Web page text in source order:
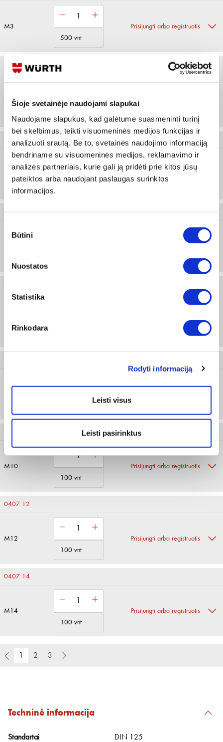
Šioje svetainėje naudojami slapukai
Naudojame slapukus, kad galėtume suasmeninti turinį
bei skelbimus, teikti visuomeninės medijos funkcijas ir
analizuoti srautą. Be to, svetainės naudojimo informaciją
bendriname su visuomeninės medijos, reklamavimo ir
analizės partneriais, kurie gali ją pridėti prie kitos jūsų
pateiktos arba naudojant paslaugas surinktos
informacijos.
pasirinkimas
Būtini
Nuostatos
Statistika
Rinkodara
Rodyti informaciją
Leisti visus
Leisti pasirinktus
M3
500 vnt
Prisijungti arba registruotis
0407 4
M4 Prisijungti arba registruotis
0407 5
Prisijungti arba registruotis
0407 6
Prisijungti arba registruotis
M10
100 vnt
Prisijungti arba registruotis
0407 12
M12
100 vnt
Prisijungti arba registruotis
0407 14
M14
100 vnt
Prisijungti arba registruotis
1 2 3
Techninė informacija
Standartai DIN 125